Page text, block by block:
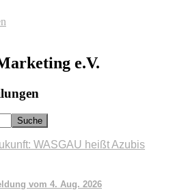
e.V.
WASGAU heißt Azubis
vom 4. Aug. 2026